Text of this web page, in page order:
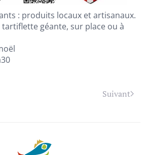
: produits locaux et artisanaux.
géante, sur place ou à
Suivant